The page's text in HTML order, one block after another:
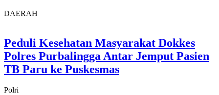
DAERAH
Peduli Kesehatan Masyarakat Dokkes
Polres Purbalingga Antar Jemput Pasien
TB Paru ke Puskesmas
Polri